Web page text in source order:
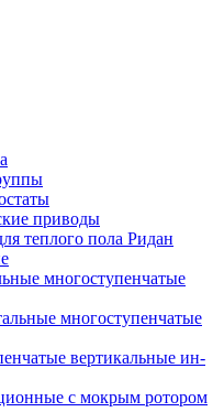
приводы
теплого пола Ридан
многоступенчатые
многоступенчатые
вертикальные ин-
с мокрым ротором